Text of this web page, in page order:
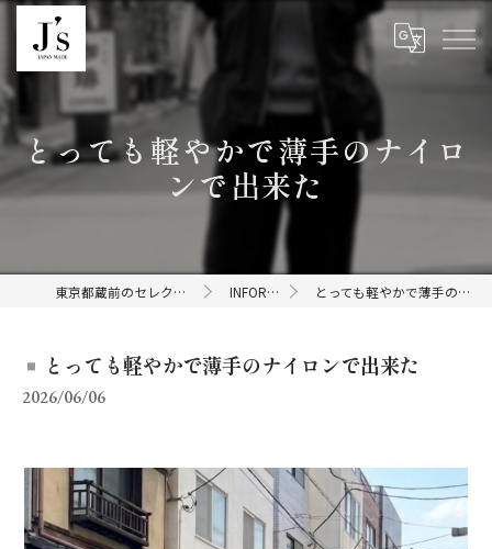
とっても軽やかで薄手のナイロ
ンで出来た
東京都蔵前のセレクトショップならJ's INFORMATION とっても軽やかで薄手のナイロンで出来た
とっても軽やかで薄手のナイロンで出来た
2026/06/06